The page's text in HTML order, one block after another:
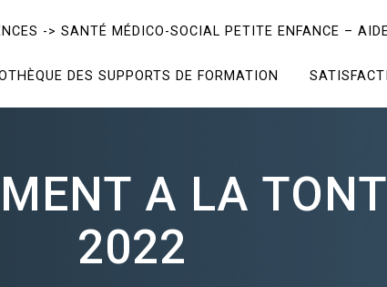
-> SANTÉ MÉDICO-SOCIAL PETITE ENFANCE –
DES SUPPORTS DE FORMATION
A LA
2022